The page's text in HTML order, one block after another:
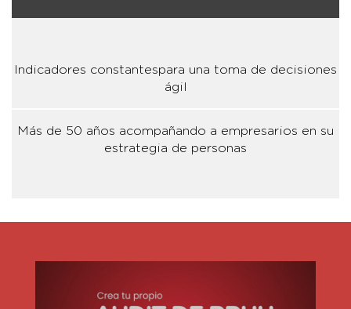
Indicadores constantespara una toma de decisiones
ágil
Más de 50 años acompañando a empresarios en su
estrategia de personas